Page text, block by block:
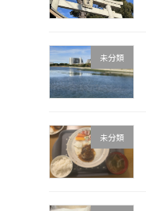
未分類
未分類